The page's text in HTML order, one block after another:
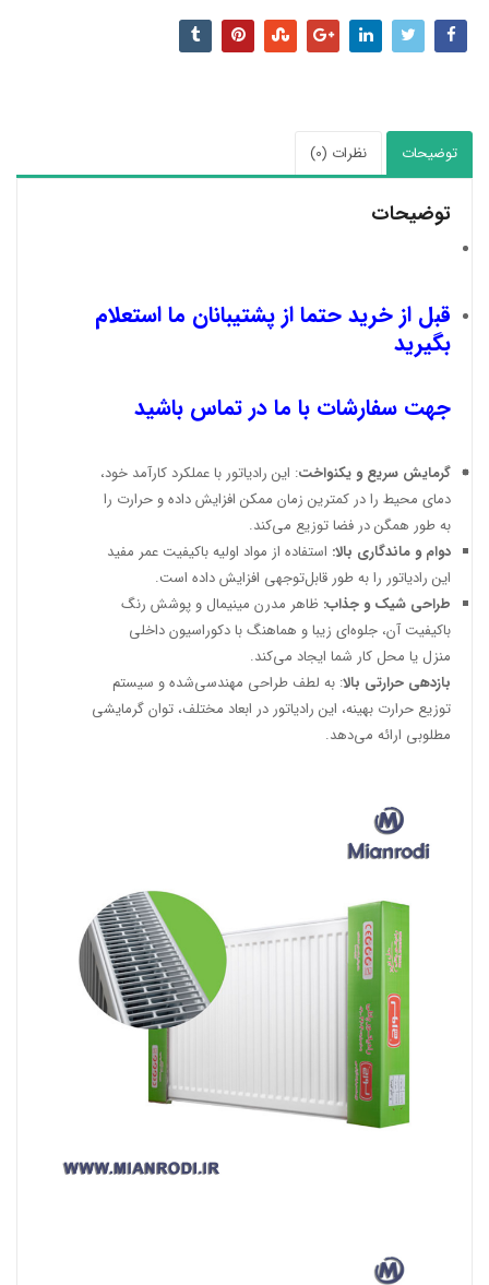
توضیحات نظرات (0)
توضیحات
قبل از خرید حتما از پشتیبانان ما استعلام
بگیرید
جهت سفارشات با ما در تماس باشید
گرمایش سریع و یکنواخت: این رادیاتور با عملکرد کارآمد خود،
دمای محیط را در کمترین زمان ممکن افزایش داده و حرارت را
به طور همگن در فضا توزیع می‌کند.
دوام و ماندگاری بالا: استفاده از مواد اولیه باکیفیت عمر مفید
این رادیاتور را به طور قابل‌توجهی افزایش داده است.
طراحی شیک و جذاب: ظاهر مدرن مینیمال و پوشش رنگ
باکیفیت آن، جلوه‌ای زیبا و هماهنگ با دکوراسیون داخلی
منزل یا محل کار شما ایجاد می‌کند.
بازدهی حرارتی بالا: به لطف طراحی مهندسی‌شده و سیستم
توزیع حرارت بهینه، این رادیاتور در ابعاد مختلف، توان گرمایشی
مطلوبی ارائه می‌دهد.